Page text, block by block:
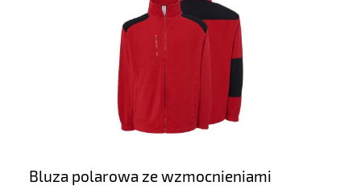
Bluza polarowa ze wzmocnieniami